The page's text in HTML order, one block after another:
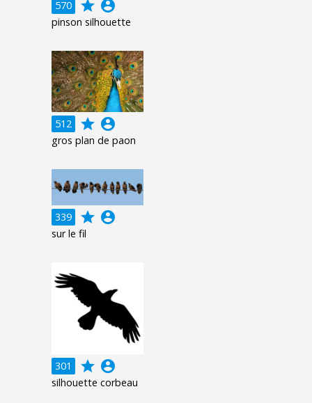
570 grade account_circle
pinson silhouette
512 grade account_circle
gros plan de paon
339 grade account_circle
sur le fil
301 grade account_circle
silhouette corbeau